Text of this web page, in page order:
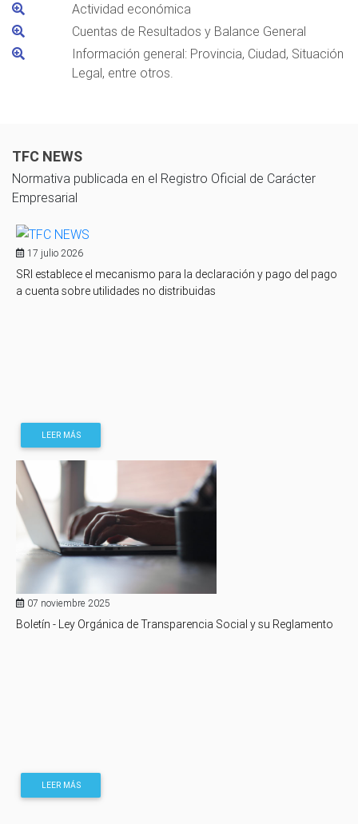
Actividad económica
Cuentas de Resultados y Balance General
Información general: Provincia, Ciudad, Situación
Legal, entre otros.
TFC NEWS
Normativa publicada en el Registro Oficial de Carácter
Empresarial
17 julio 2026
SRI establece el mecanismo para la declaración y pago del pago
a cuenta sobre utilidades no distribuidas
LEER MÁS
07 noviembre 2025
Boletín - Ley Orgánica de Transparencia Social y su Reglamento
LEER MÁS